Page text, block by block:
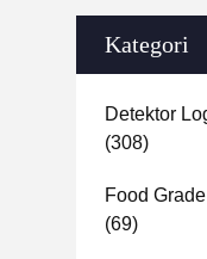
Kategori
Detektor
(308)
Food
(69)